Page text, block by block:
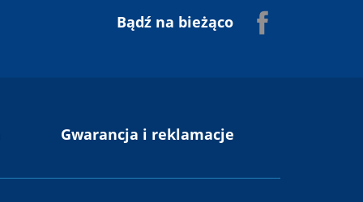
Bądź na bieżąco
Gwarancja i reklamacje